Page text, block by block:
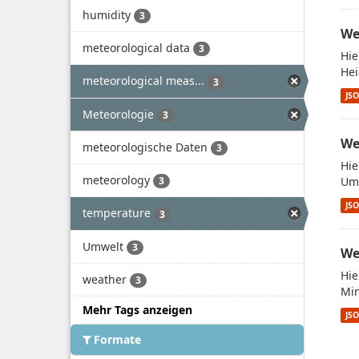
humidity 3
meteorological data 3
meteorological meas... 3
Meteorologie 3
meteorologische Daten 3
meteorology 3
temperature 3
Umwelt 3
weather 3
Mehr Tags anzeigen
Formate